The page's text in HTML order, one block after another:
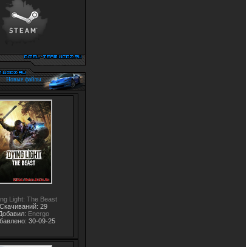
Новые файлы
Light: The Beast
Скачиваний: 29
Energo
30-09-25